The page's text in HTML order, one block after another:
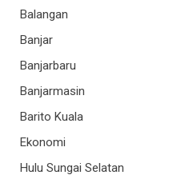
Balangan
Banjar
Banjarbaru
Banjarmasin
Barito Kuala
Ekonomi
Hulu Sungai Selatan